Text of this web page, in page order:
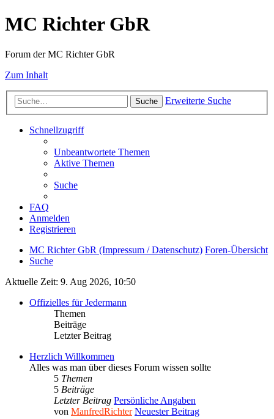
MC Richter GbR
Forum der MC Richter GbR
Zum Inhalt
Suche Erweiterte Suche
Schnellzugriff
Unbeantwortete Themen
Aktive Themen
Suche
FAQ
Anmelden
Registrieren
MC Richter GbR (Impressum / Datenschutz) Foren-Übersicht
Suche
Aktuelle Zeit: 9. Aug 2026, 10:50
Offizielles für Jedermann
Themen
Beiträge
Letzter Beitrag
Herzlich Willkommen
Alles was man über dieses Forum wissen sollte
5 Themen
5 Beiträge
Letzter Beitrag Persönliche Angaben
von ManfredRichter Neuester Beitrag